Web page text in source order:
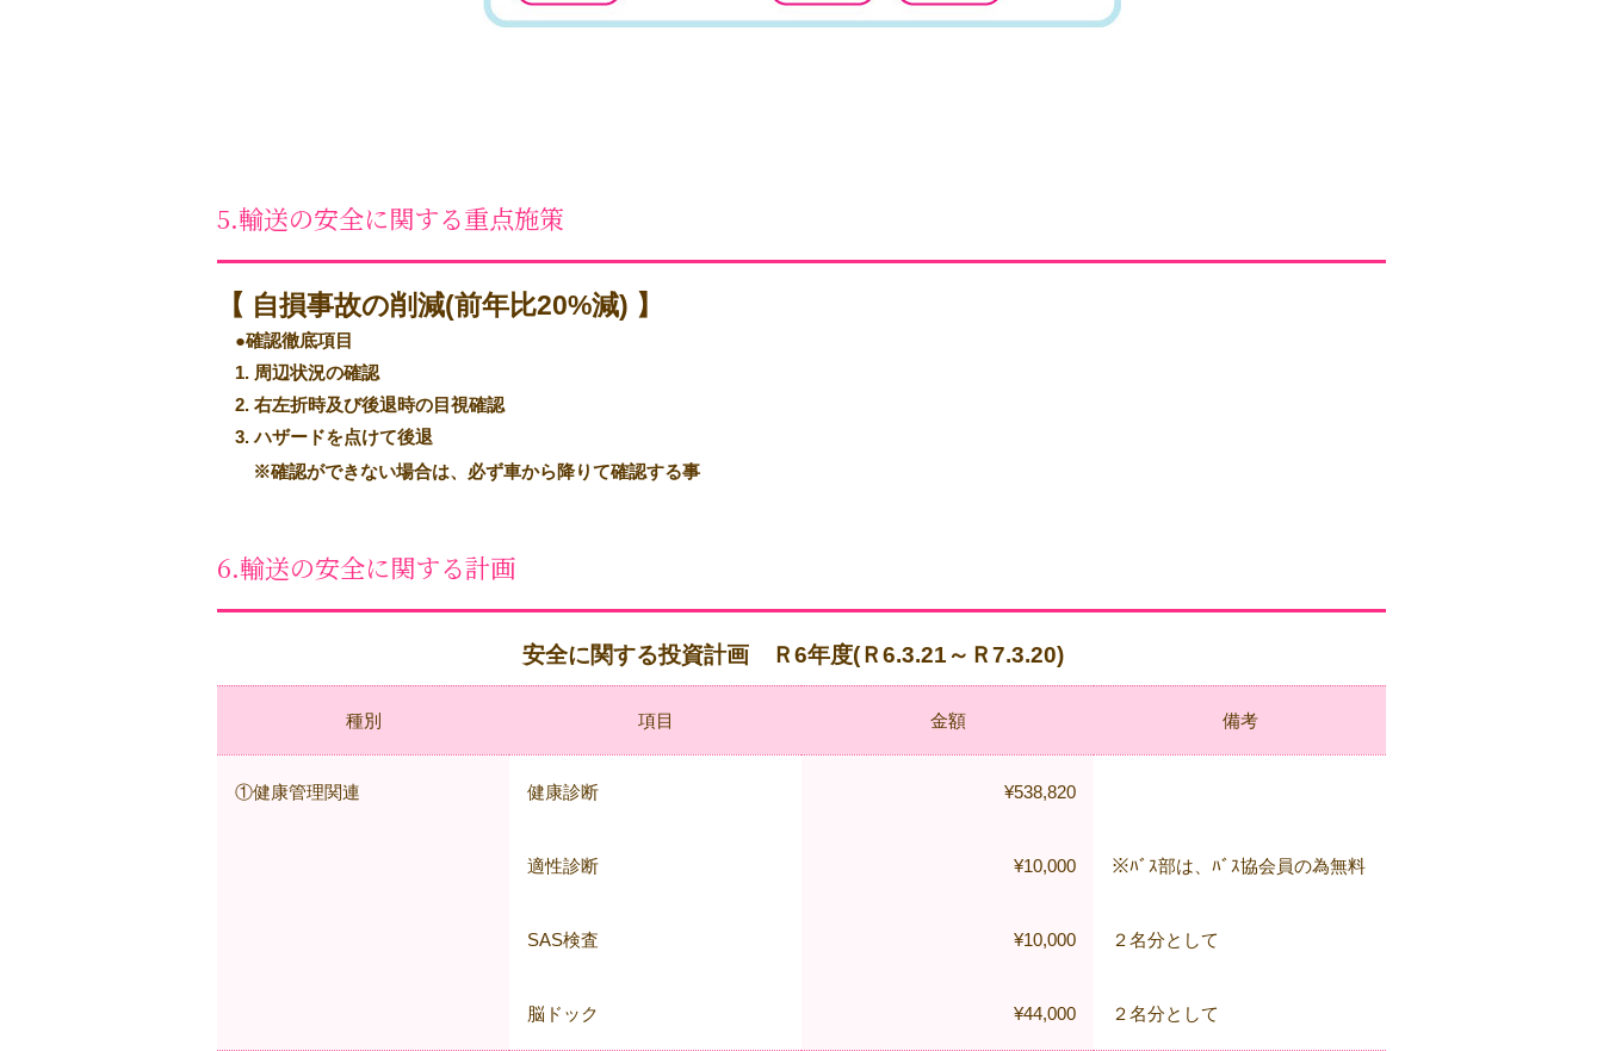
5.輸送の安全に関する重点施策
【 自損事故の削減(前年比20%減) 】
●確認徹底項目
1. 周辺状況の確認
2. 右左折時及び後退時の目視確認
3. ハザードを点けて後退
※確認ができない場合は、必ず車から降りて確認する事
6.輸送の安全に関する計画
安全に関する投資計画 Ｒ6年度(Ｒ6.3.21～Ｒ7.3.20)
種別 項目 金額 備考
①健康管理関連 健康診断
適性診断
SAS検査
脳ドック
¥538,820
¥10,000
¥10,000
¥44,000
※ﾊﾞｽ部は、ﾊﾞｽ協会員の為無料
２名分として
２名分として